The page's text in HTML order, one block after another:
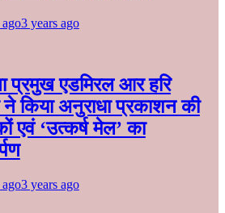
3 years ago
प्रमुख एडमिरल आर हरि
ने किया अनुराधा प्रकाशन की
एवं ‘उत्कर्ष मेल’ का
3 years ago